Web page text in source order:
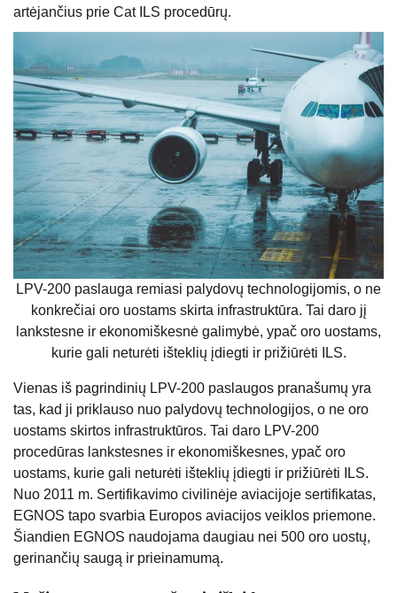
artėjančius prie Cat ILS procedūrų.
LPV-200 paslauga remiasi palydovų technologijomis, o ne
konkrečiai oro uostams skirta infrastruktūra. Tai daro jį
lankstesne ir ekonomiškesnė galimybė, ypač oro uostams,
kurie gali neturėti išteklių įdiegti ir prižiūrėti ILS.
Vienas iš pagrindinių LPV-200 paslaugos pranašumų yra
tas, kad ji priklauso nuo palydovų technologijos, o ne oro
uostams skirtos infrastruktūros. Tai daro LPV-200
procedūras lankstesnes ir ekonomiškesnes, ypač oro
uostams, kurie gali neturėti išteklių įdiegti ir prižiūrėti ILS.
Nuo 2011 m. Sertifikavimo civilinėje aviacijoje sertifikatas,
EGNOS tapo svarbia Europos aviacijos veiklos priemone.
Šiandien EGNOS naudojama daugiau nei 500 oro uostų,
gerinančių saugą ir prieinamumą.